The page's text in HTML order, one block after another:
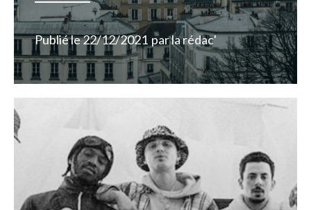
Publié le22/12/2021 parla rédac'